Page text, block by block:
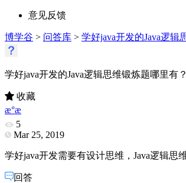
意见反馈
博学谷 > 问答库 > 学好java开发的Java逻辑
学好java开发的Java逻辑思维锻炼题哪里有？
收藏
æ°æ
5
Mar 25, 2019
学好java开发需要有设计思维，Java逻辑
回答